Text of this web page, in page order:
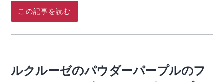
この記事を読む
ルクルーゼのパウダーパープルのフ